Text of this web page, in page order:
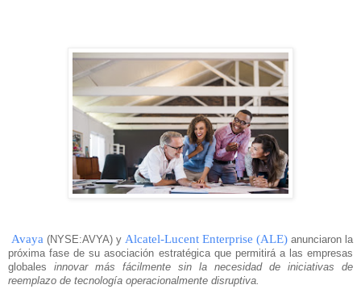
Avaya (NYSE:AVYA) y Alcatel-Lucent Enterprise (ALE) anunciaron la
próxima fase de su asociación estratégica que permitirá a las empresas
globales innovar más fácilmente sin la necesidad de iniciativas de
reemplazo de tecnología operacionalmente disruptiva.